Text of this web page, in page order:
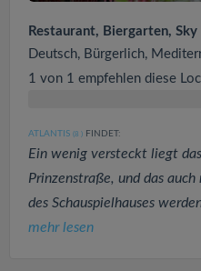
Restaurant, Biergarten,
Deutsch, Bürgerlich,
1 von 1 empfehlen diese
ATLANTIS (8 ) FINDET:
Ein wenig versteckt liegt
Prinzenstraße, und das
des Schauspielhauses
mehr lesen